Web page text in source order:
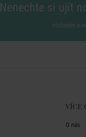
Nenechte si ujít
vložením e-
VÍCE
O nás